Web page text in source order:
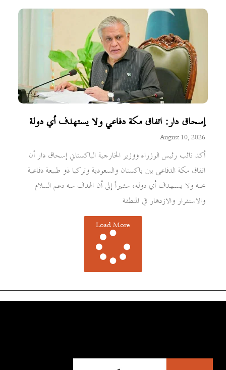
إسحاق دار: اتفاق مكة دفاعي ولا يستهدف أي دولة
August 10, 2026
أكد نائب رئيس الوزراء ووزير الخارجية الباكستاني إسحاق دار أن
اتفاق مكة الدفاعي بين باكستان والسعودية وتركيا ذو طبيعة دفاعية
بحتة ولا يستهدف أي دولة، مشيراً إلى أن الهدف منه دعم السلام
والاستقرار والازدهار في المنطقة
Load More